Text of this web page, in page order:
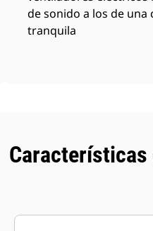
de sonido a los de una
tranquila
Características